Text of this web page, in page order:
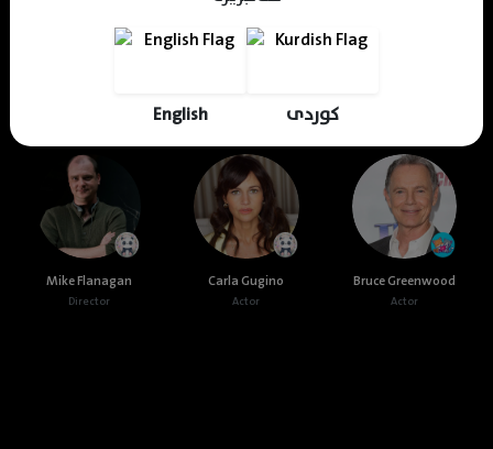
English کوردی
Translator
Jehad Abdula
Translator
Cast & Crew
Mike Flanagan
Director
Carla Gugino
Actor
Bruce Greenwood
Actor